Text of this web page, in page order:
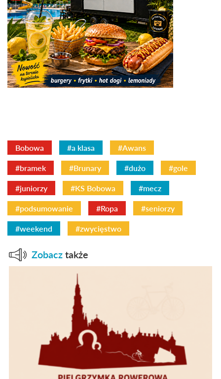
Bobowa #a klasa #Awans
#bramek #Brunary #dużo #gole
#juniorzy #KS Bobowa #mecz
#podsumowanie #Ropa #seniorzy
#weekend #zwycięstwo
Zobacz także